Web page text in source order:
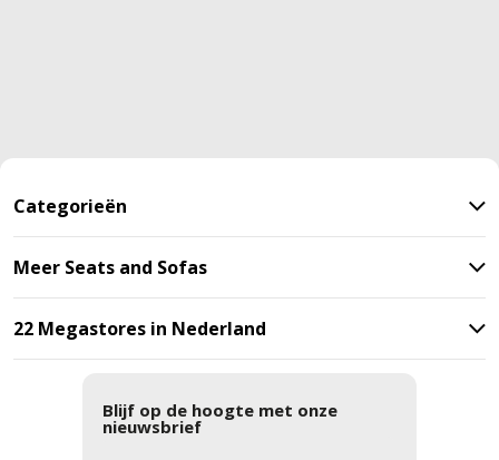
Categorieën
Meer Seats and Sofas
22 Megastores in Nederland
Blijf op de hoogte met onze
nieuwsbrief